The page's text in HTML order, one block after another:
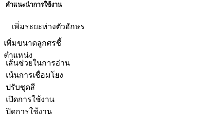
คำแนะนำการใช้งาน
เพิ่มระยะห่างตัวอักษร
เพิ่มขนาดลูกศรชี้
ตำแหน่ง
เส้นช่วยในการอ่าน
เน้นการเชื่อมโยง
ปรับชุดสี
เปิดการใช้งาน
ปิดการใช้งาน